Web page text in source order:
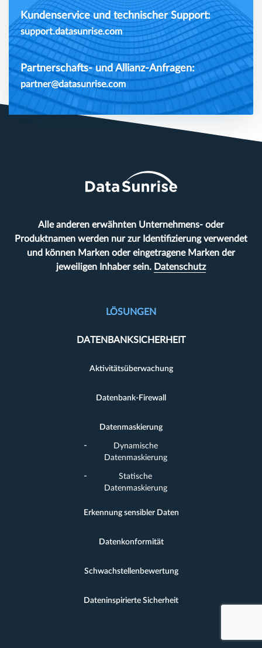
Kundenservice und technischer Support:
support.datasunrise.com
Partnerschafts- und Allianz-Anfragen:
partner@datasunrise.com
Alle anderen erwähnten Unternehmens- oder
Produktnamen werden nur zur Identifizierung verwendet
und können Marken oder eingetragene Marken der
jeweiligen Inhaber sein. Datenschutz
LÖSUNGEN
DATENBANKSICHERHEIT
Aktivitätsüberwachung
Datenbank-Firewall
Datenmaskierung
Dynamische
Datenmaskierung
Statische
Datenmaskierung
Erkennung sensibler Daten
Datenkonformität
Schwachstellenbewertung
Dateninspirierte Sicherheit